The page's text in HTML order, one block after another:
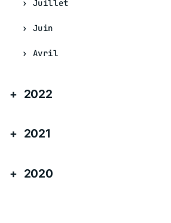
Juillet
Juin
Avril
2022
2021
2020